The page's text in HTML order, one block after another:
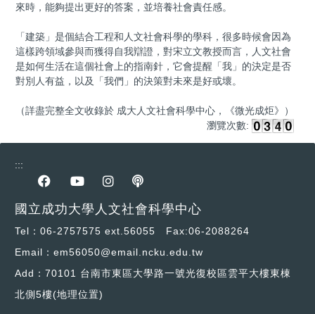
來時，能夠提出更好的答案，並培養社會責任感。
「建築」是個結合工程和人文社會科學的學科，很多時候會因為
這樣跨領域參與而獲得自我辯證，對宋立文教授而言，人文社會
是如何生活在這個社會上的指南針，它會提醒「我」的決定是否
對別人有益，以及「我們」的決策對未來是好或壞。
（詳盡完整全文收錄於 成大人文社會科學中心，《微光成炬》）
瀏覽次數:
:::
前往Facebook專區
前往youtube專區
前往instagram專區
前往podcast專區
國立成功大學人文社會科學中心
Tel：06-2757575 ext.56055 Fax:06-2088264
Email：em56050@email.ncku.edu.tw
Add：70101 台南市東區大學路一號光復校區雲平大樓東棟
北側5樓(地理位置)